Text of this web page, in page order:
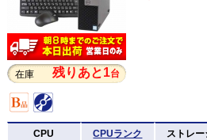
在庫 残りあと1台
CPU CPUランク ストレー